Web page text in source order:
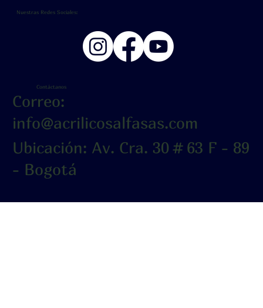
Nuestras Redes Sociales:
Contáctanos
Correo:
info@acrilicosalfasas.com
Ubicación: Av. Cra. 30 # 63 F - 89
- Bogotá